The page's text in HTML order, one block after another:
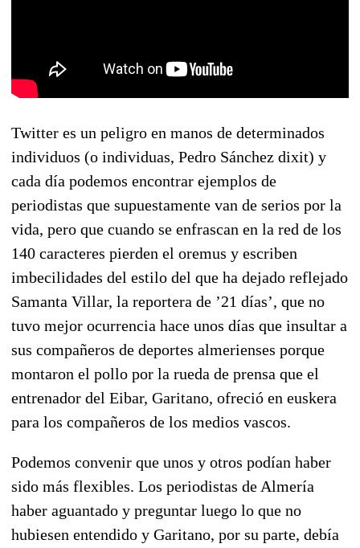
Twitter es un peligro en manos de determinados
individuos (o individuas, Pedro Sánchez dixit) y
cada día podemos encontrar ejemplos de
periodistas que supuestamente van de serios por la
vida, pero que cuando se enfrascan en la red de los
140 caracteres pierden el oremus y escriben
imbecilidades del estilo del que ha dejado reflejado
Samanta Villar, la reportera de ’21 días’, que no
tuvo mejor ocurrencia hace unos días que insultar a
sus compañeros de deportes almerienses porque
montaron el pollo por la rueda de prensa que el
entrenador del Eibar, Garitano, ofreció en euskera
para los compañeros de los medios vascos.
Podemos convenir que unos y otros podían haber
sido más flexibles. Los periodistas de Almería
haber aguantado y preguntar luego lo que no
hubiesen entendido y Garitano, por su parte, debía